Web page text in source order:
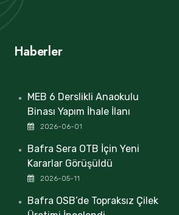
Haberler
MEB 6 Derslikli Anaokulu
Binası Yapım İhale İlanı
2026-06-01
Bafra Sera OTB İçin Yeni
Kararlar Görüşüldü
2026-05-11
Bafra OSB’de Topraksız Çilek